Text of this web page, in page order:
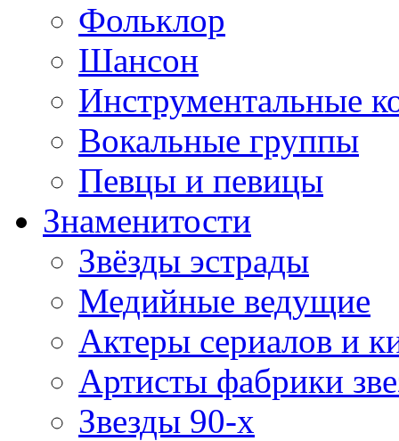
Фольклор
Шансон
Инструментальные
Вокальные группы
Певцы и певицы
Знаменитости
Звёзды эстрады
Медийные ведущие
Актеры сериалов и
Артисты фабрики
Звезды 90-х